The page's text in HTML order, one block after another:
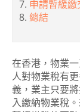
申請暫緩
總結
在香港，物業
人對物業稅有
義，業主只要
入繳納物業稅